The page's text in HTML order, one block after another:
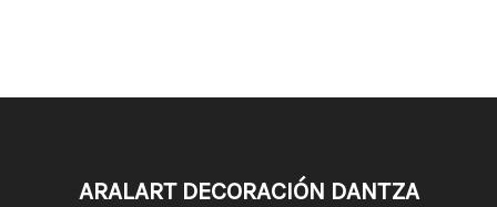
ARALART DECORACIÓN DANTZA